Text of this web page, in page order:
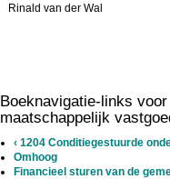
Rinald van der Wal
Boeknavigatie-links
maatschappelijk
‹ 1204 Conditiegestuurde
Omhoog
Financieel sturen van de